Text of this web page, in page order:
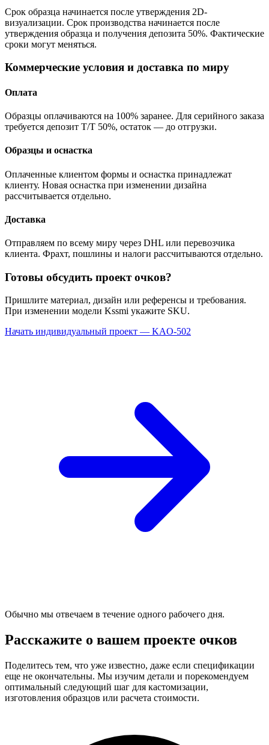
Срок образца начинается после утверждения 2D-
визуализации. Срок производства начинается после
утверждения образца и получения депозита 50%. Фактические
сроки могут меняться.
Коммерческие условия и доставка по миру
Оплата
Образцы оплачиваются на 100% заранее. Для серийного заказа
требуется депозит T/T 50%, остаток — до отгрузки.
Образцы и оснастка
Оплаченные клиентом формы и оснастка принадлежат
клиенту. Новая оснастка при изменении дизайна
рассчитывается отдельно.
Доставка
Отправляем по всему миру через DHL или перевозчика
клиента. Фрахт, пошлины и налоги рассчитываются отдельно.
Готовы обсудить проект очков?
Пришлите материал, дизайн или референсы и требования.
При изменении модели Kssmi укажите SKU.
Начать индивидуальный проект — KAO-502
Обычно мы отвечаем в течение одного рабочего дня.
Расскажите о вашем проекте очков
Поделитесь тем, что уже известно, даже если спецификации
еще не окончательны. Мы изучим детали и порекомендуем
оптимальный следующий шаг для кастомизации,
изготовления образцов или расчета стоимости.